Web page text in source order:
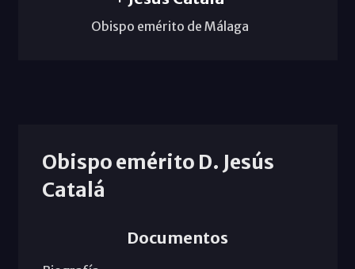
Obispo emérito de Málaga
Obispo emérito D. Jesús
Catalá
Documentos